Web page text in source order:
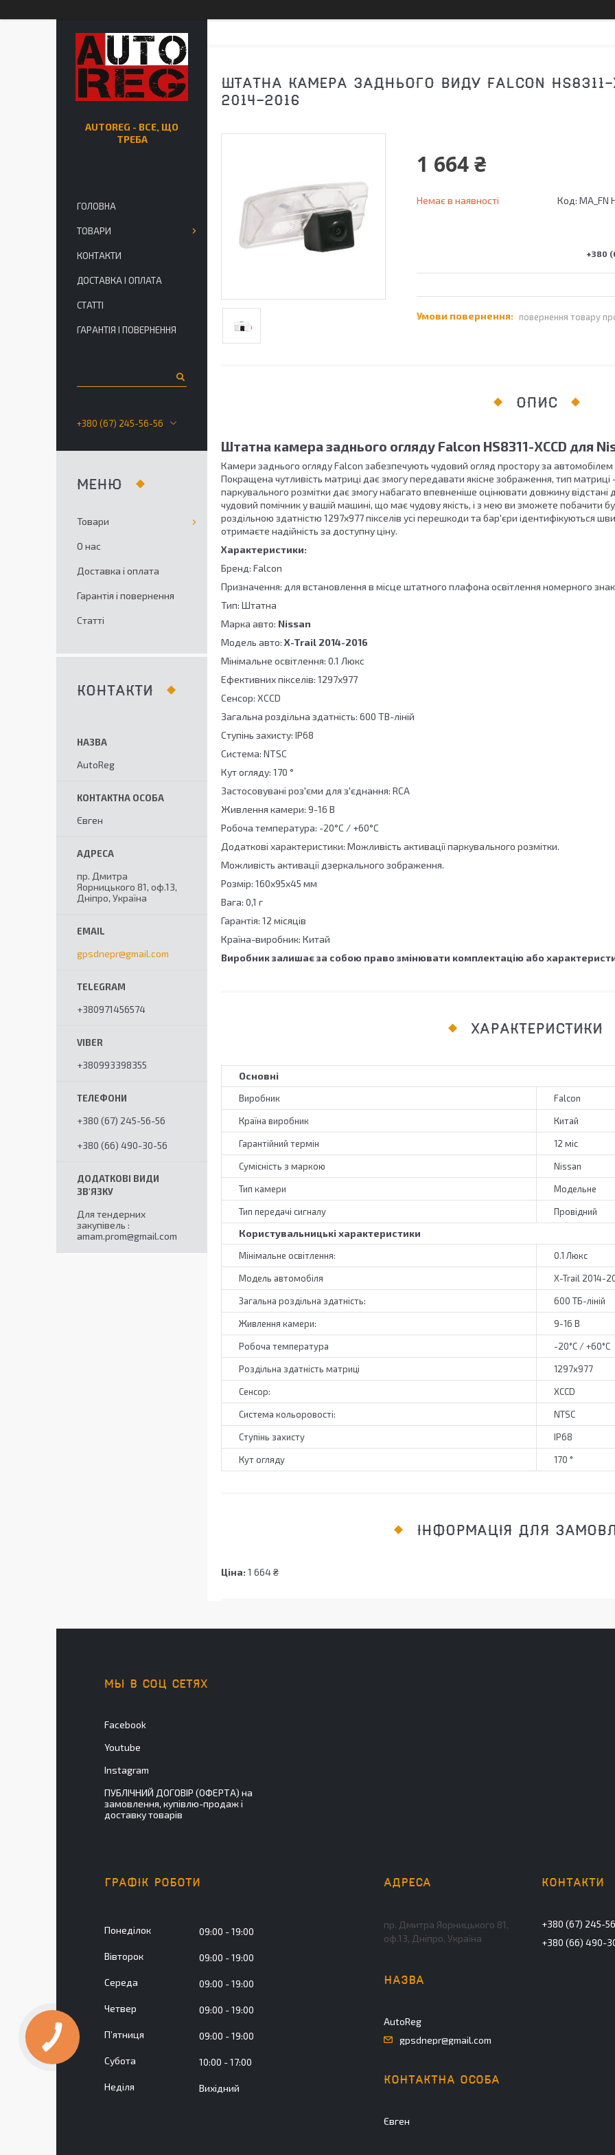
ШТАТНА КАМЕРА ЗАДНЬОГО ВИДУ FALCON HS8311-
2014-2016
1 664 ₴
Немає в наявності Код: MA_FN
+380
повернення товару
ОПИС
Штатна камера заднього огляду Falcon HS8311-XCCD для
Камери заднього огляду Falcon забезпечують чудовий огляд простору за
Покращена чутливість матриці дає змогу передавати якісне зображення, тип
паркувального розмітки дає змогу набагато впевненіше оцінювати довжину
чудовий помічник у вашій машині, що має чудову якість, і з нею ви зможете побачити
роздільною здатністю 1297x977 пікселів усі перешкоди та бар'єри ідентифікуються
отримаєте надійність за доступну ціну.
Характеристики:
Бренд: Falcon
Призначення: для встановлення в місце штатного плафона освітлення номерного
Тип: Штатна
Марка авто: Nissan
Модель авто: X-Trail 2014-2016
Мінімальне освітлення: 0.1 Люкс
Ефективних пікселів: 1297x977
Сенсор: XCCD
Загальна роздільна здатність: 600 ТВ-ліній
Ступінь захисту: IP68
Система: NTSC
Кут огляду: 170 °
Застосовувані роз'єми для з'єднання: RCA
Живлення камери: 9-16 В
Робоча температура: -20°C / +60°C
Додаткові характеристики: Можливість активації паркувального розмітки.
Можливість активації дзеркального зображення.
Розмір: 160х95х45 мм
Вага: 0,1 г
Гарантія: 12 місяців
Країна-виробник: Китай
Виробник залишає за собою право змінювати комплектацію або
ХАРАКТЕРИСТИКИ
Основні
Виробник Falcon
Країна виробник Китай
Гарантійний термін 12 міс
Сумісність з маркою Nissan
Тип камери Модельне
Тип передачі сигналу Провідний
Користувальницькі характеристики
Мінімальне освітлення: 0.1 Люкс
Модель автомобіля X-Trail 2014-
Загальна роздільна здатність: 600 ТБ-ліній
Живлення камери: 9-16 В
Робоча температура -20°C / +60°C
Роздільна здатність матриці 1297x977
Сенсор: XCCD
Система кольоровості: NTSC
Ступінь захисту IP68
Кут огляду 170 °
ІНФОРМАЦІЯ ДЛЯ
Ціна: 1 664 ₴
AUTOREG - ВСЕ, ЩО
ТРЕБА
ГОЛОВНА
ТОВАРИ
КОНТАКТИ
ДОСТАВКА І ОПЛАТА
СТАТТІ
ГАРАНТІЯ І ПОВЕРНЕННЯ
+380 (67) 245-56-56
Товари
О нас
Доставка і оплата
Гарантія і повернення
Статті
КОНТАКТИ
AutoReg
Євген
пр. Дмитра
Яорницького 81, оф.13,
Дніпро, Україна
gpsdnepr@gmail.com
+380971456574
+380993398355
+380 (67) 245-56-56
+380 (66) 490-30-56
Для тендерних
закупівель
amam.prom@gmail.com
МЫ В СОЦ СЕТЯХ
Facebook
Youtube
Instagram
ПУБЛІЧНИЙ ДОГОВІР (ОФЕРТА) на
замовлення, купівлю-продаж і
доставку товарів
ГРАФІК РОБОТИ
Понеділок 09:00 19:00
Вівторок 09:00 19:00
Середа 09:00 19:00
Четвер 09:00 19:00
Пʼятниця 09:00 19:00
Субота 10:00 17:00
Неділя Вихідний
пр. Дмитра Яорницького 81,
оф.13, Дніпро, Україна
AutoReg
gpsdnepr@gmail.com
Євген
+380 (67) 245-
+380 (66) 490-